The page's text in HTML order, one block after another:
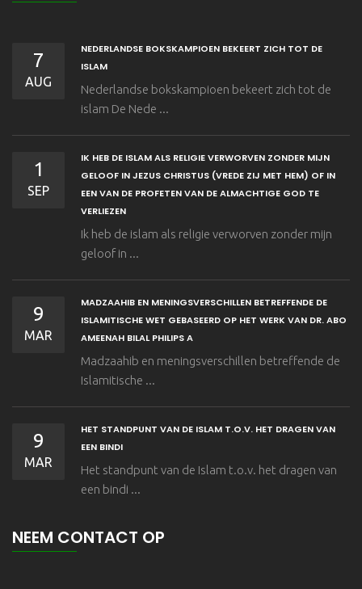
7
AUG
NEDERLANDSE BOKSKAMPIOEN BEKEERT ZICH TOT DE
ISLAM
Nederlandse bokskampioen bekeert zich tot de
islam De Nede ...
1
SEP
IK HEB DE ISLAM ALS RELIGIE VERWORVEN ZONDER MIJN
GELOOF IN JEZUS CHRISTUS (VREDE ZIJ MET HEM) OF IN
EEN VAN DE PROFETEN VAN DE ALMACHTIGE GOD TE
VERLIEZEN
Ik heb de islam als religie verworven zonder mijn
geloof in ...
9
MAR
MADZAAHIB EN MENINGSVERSCHILLEN BETREFFENDE DE
ISLAMITISCHE WET GEBASEERD OP HET WERK VAN DR. ABO
AMEENAH BILAL PHILIPS A
Madzaahib en meningsverschillen betreffende de
Islamitische ...
9
MAR
HET STANDPUNT VAN DE ISLAM T.O.V. HET DRAGEN VAN
EEN BINDI
Het standpunt van de Islam t.o.v. het dragen van
een bindi ...
NEEM CONTACT OP